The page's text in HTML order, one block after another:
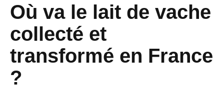
Où va le lait de vache
collecté et
transformé en France
?